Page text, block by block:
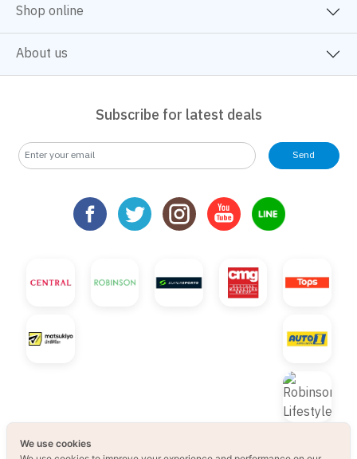
Shop online
About us
Subscribe for latest deals
Send
We use cookies